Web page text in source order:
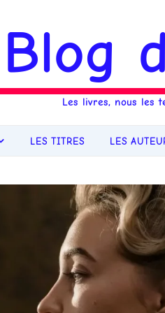
Les livres, nous les
LES TITRES LES